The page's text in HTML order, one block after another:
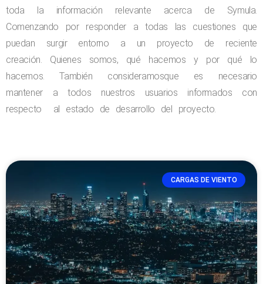
toda la información relevante acerca de Symula.
Comenzando por responder a todas las cuestiones que
puedan surgir entorno a un proyecto de reciente
creación. Quienes somos, qué hacemos y por qué lo
hacemos. También consideramosque es necesario
mantener a todos nuestros usuarios informados con
respecto al estado de desarrollo del proyecto.
CARGAS DE VIENTO